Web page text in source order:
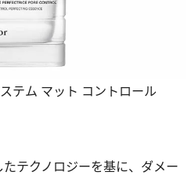
テム マット コントロール
テクノロジーを基に、ダメー